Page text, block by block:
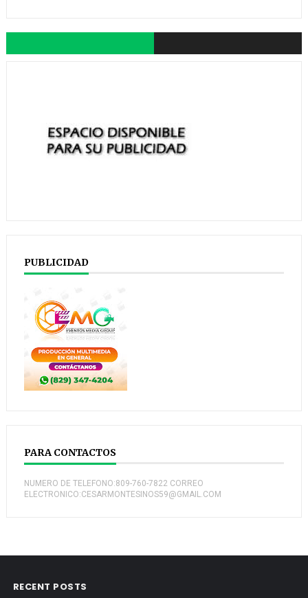
PUBLICIDAD
PARA CONTACTOS
NUMERO DE TELEFONO:809-760-7822 CORREO
ELECTRONICO:CESARMONTESINOS59@GMAIL.COM
RECENT POSTS